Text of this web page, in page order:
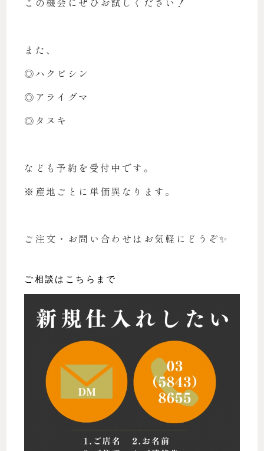
また、
◎ハクビシン
◎アライグマ
◎タヌキ
なども予約を受付中です。
※産地ごとに単価異なります。
ご注文・お問い合わせはお気軽にどうぞ✨
ご相談はこちらまで